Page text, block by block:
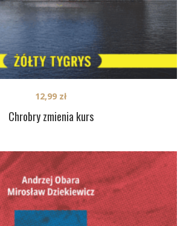
Chrobry zmienia kurs
12,99 zł